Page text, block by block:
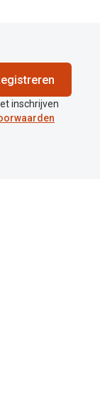
inschrijven